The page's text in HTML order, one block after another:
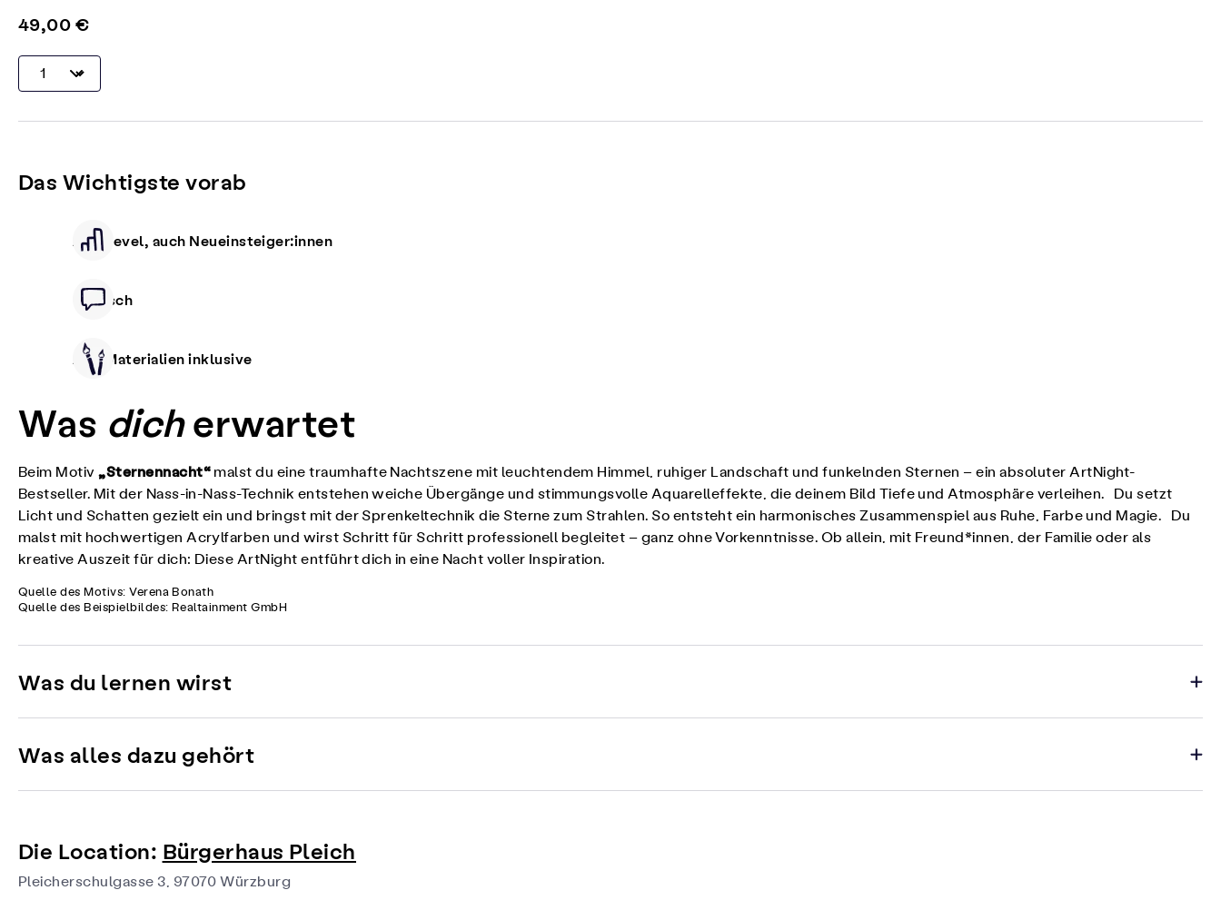
49,00 €
Das Wichtigste vorab
Alle Level, auch Neueinsteiger:innen
Deutsch
Alle Materialien inklusive
Was dicherwartet
Beim Motiv „Sternennacht“ malst du eine traumhafte Nachtszene mit leuchtendem Himmel, ruhiger Landschaft und funkelnden Sternen – ein absoluter ArtNight-
Bestseller. Mit der Nass-in-Nass-Technik entstehen weiche Übergänge und stimmungsvolle Aquarelleffekte, die deinem Bild Tiefe und Atmosphäre verleihen. Du setzt
Licht und Schatten gezielt ein und bringst mit der Sprenkeltechnik die Sterne zum Strahlen. So entsteht ein harmonisches Zusammenspiel aus Ruhe, Farbe und Magie. Du
malst mit hochwertigen Acrylfarben und wirst Schritt für Schritt professionell begleitet – ganz ohne Vorkenntnisse. Ob allein, mit Freund*innen, der Familie oder als
kreative Auszeit für dich: Diese ArtNight entführt dich in eine Nacht voller Inspiration.
Quelle des Motivs: Verena Bonath
Quelle des Beispielbildes: Realtainment GmbH
Was du lernen wirst
Was alles dazu gehört
Die Location: Bürgerhaus Pleich
Pleicherschulgasse 3, 97070 Würzburg